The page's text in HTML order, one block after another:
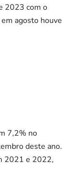
2023 com o
agosto houve
7,2% no
deste ano.
2021 e 2022,